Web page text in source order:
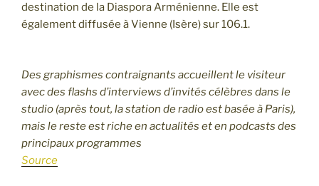
destination de la Diaspora Arménienne. Elle est
également diffusée à Vienne (Isère) sur 106.1.
Des graphismes contraignants accueillent le visiteur
avec des flashs d’interviews d’invités célèbres dans le
studio (après tout, la station de radio est basée à Paris),
mais le reste est riche en actualités et en podcasts des
principaux programmes
Source